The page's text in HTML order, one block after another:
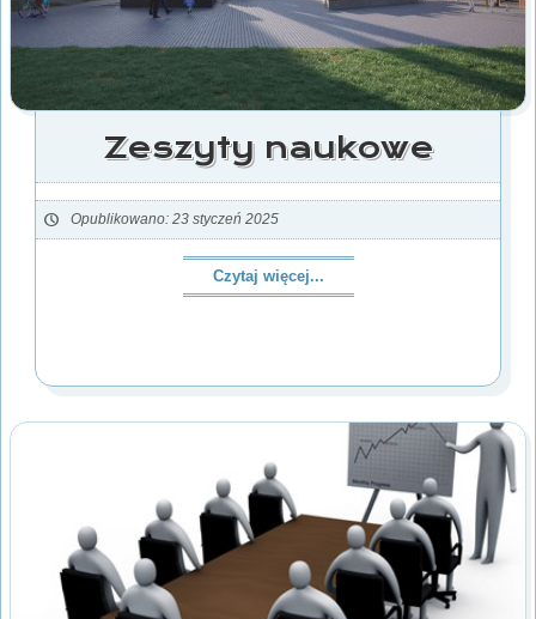
Zeszyty naukowe
Opublikowano: 23 styczeń 2025
Czytaj więcej...